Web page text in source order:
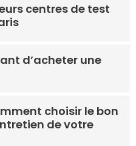
centres de test
d’acheter une
choisir le bon
de votre